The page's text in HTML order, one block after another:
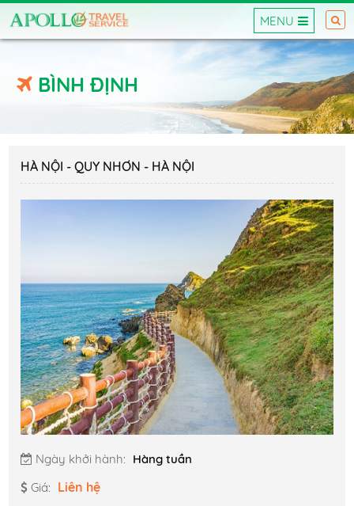
MENU
BÌNH ĐỊNH
HÀ NỘI - QUY NHƠN - HÀ NỘI
Ngày khởi hành: Hàng tuần
Giá: Liên hệ